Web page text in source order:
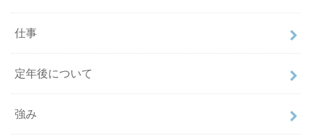
仕事
定年後について
強み